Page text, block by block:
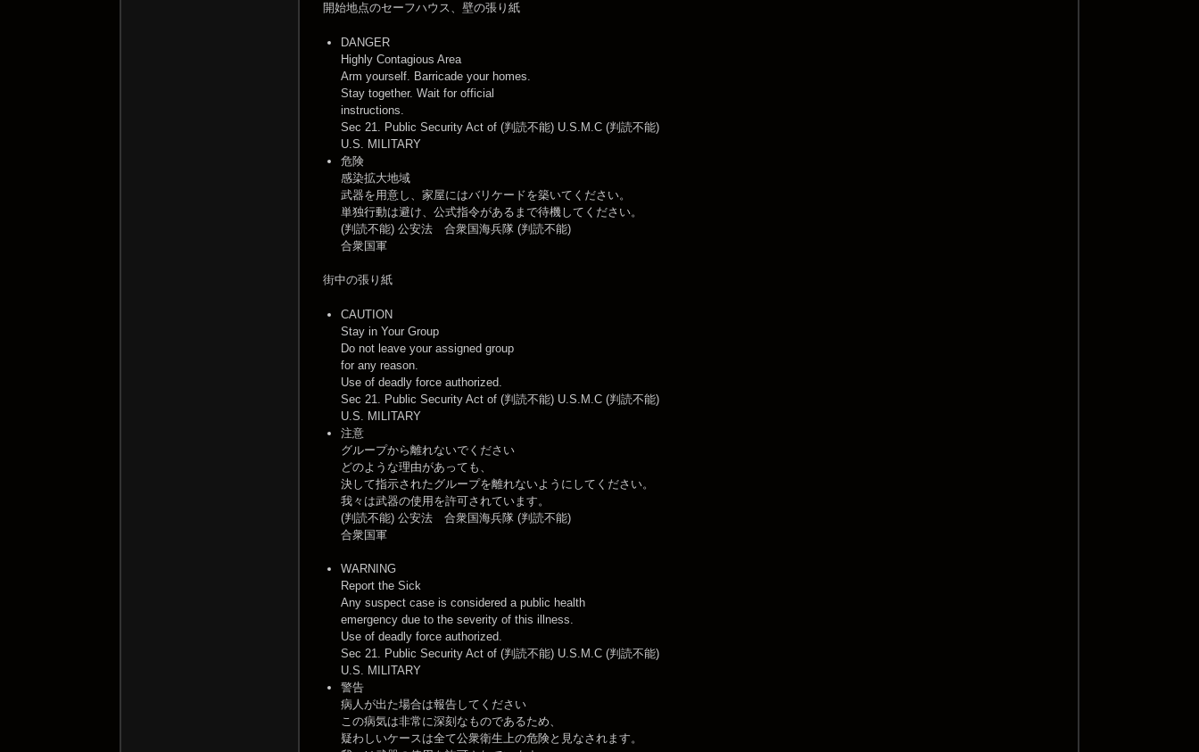
開始地点のセーフハウス、壁の張り紙
DANGER
Highly Contagious Area
Arm yourself. Barricade your homes.
Stay together. Wait for official
instructions.
Sec 21. Public Security Act of (判読不能) U.S.M.C (判読不能)
U.S. MILITARY
危険
感染拡大地域
武器を用意し、家屋にはバリケードを築いてください。
単独行動は避け、公式指令があるまで待機してください。
(判読不能) 公安法 合衆国海兵隊 (判読不能)
合衆国軍
街中の張り紙
CAUTION
Stay in Your Group
Do not leave your assigned group
for any reason.
Use of deadly force authorized.
Sec 21. Public Security Act of (判読不能) U.S.M.C (判読不能)
U.S. MILITARY
注意
グループから離れないでください
どのような理由があっても、
決して指示されたグループを離れないようにしてください。
我々は武器の使用を許可されています。
(判読不能) 公安法 合衆国海兵隊 (判読不能)
合衆国軍
WARNING
Report the Sick
Any suspect case is considered a public health
emergency due to the severity of this illness.
Use of deadly force authorized.
Sec 21. Public Security Act of (判読不能) U.S.M.C (判読不能)
U.S. MILITARY
警告
病人が出た場合は報告してください
この病気は非常に深刻なものであるため、
疑わしいケースは全て公衆衛生上の危険と見なされます。